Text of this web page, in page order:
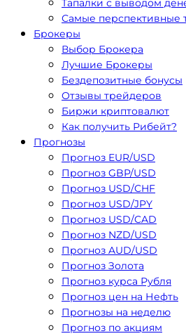
Тапалки с выводом
Самые перспективные
Брокеры
Выбор Брокера
Лучшие Брокеры
Бездепозитные бонусы
Отзывы трейдеров
Биржи криптовалют
Как получить Рибейт?
Прогнозы
Прогноз EUR/USD
Прогноз GBP/USD
Прогноз USD/CHF
Прогноз USD/JPY
Прогноз USD/CAD
Прогноз NZD/USD
Прогноз AUD/USD
Прогноз Золота
Прогноз курса Рубля
Прогноз цен на Нефть
Прогнозы на неделю
Прогноз по акциям